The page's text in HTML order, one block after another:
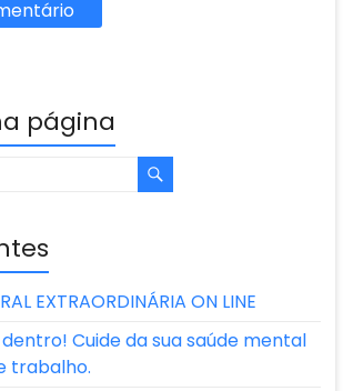
página
EXTRAORDINÁRIA ON LINE
dentro! Cuide da sua saúde mental
trabalho.